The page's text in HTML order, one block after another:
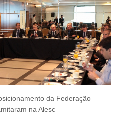
da Federação
na Alesc